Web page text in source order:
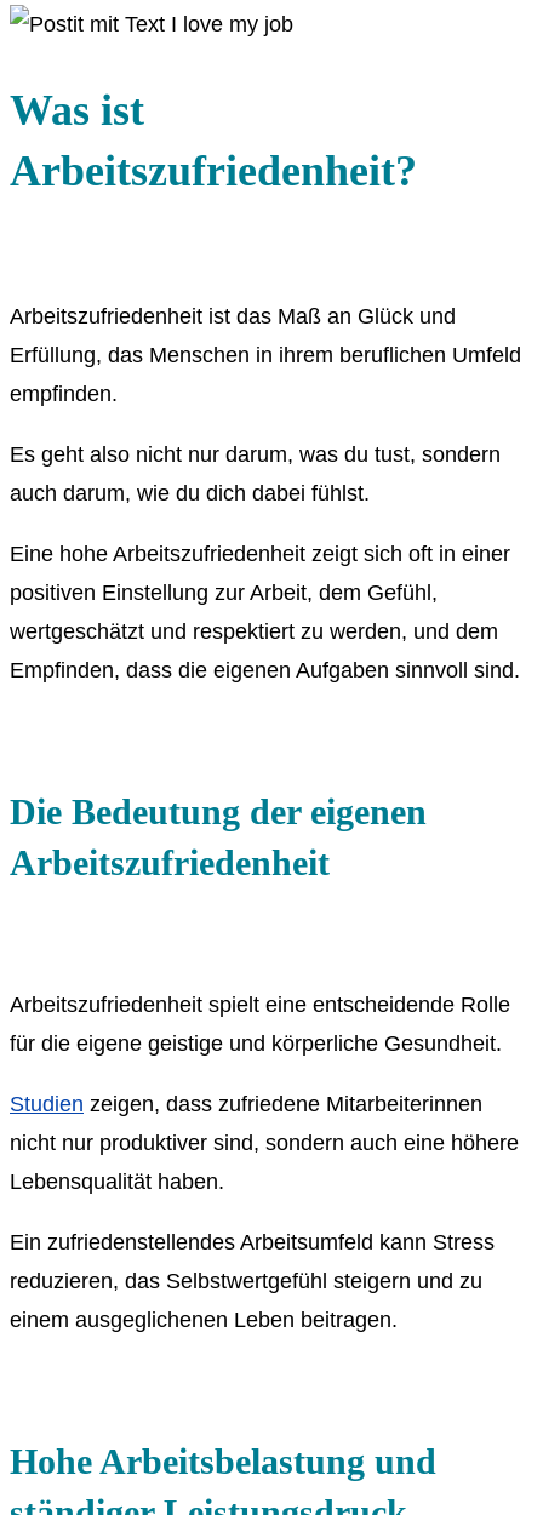
Was ist
Arbeitszufriedenheit?
Arbeitszufriedenheit ist das Maß an Glück und
Erfüllung, das Menschen in ihrem beruflichen Umfeld
empfinden.
Es geht also nicht nur darum, was du tust, sondern
auch darum, wie du dich dabei fühlst.
Eine hohe Arbeitszufriedenheit zeigt sich oft in einer
positiven Einstellung zur Arbeit, dem Gefühl,
wertgeschätzt und respektiert zu werden, und dem
Empfinden, dass die eigenen Aufgaben sinnvoll sind.
Die Bedeutung der eigenen
Arbeitszufriedenheit
Arbeitszufriedenheit spielt eine entscheidende Rolle
für die eigene geistige und körperliche Gesundheit.
Studien zeigen, dass zufriedene Mitarbeiterinnen
nicht nur produktiver sind, sondern auch eine höhere
Lebensqualität haben.
Ein zufriedenstellendes Arbeitsumfeld kann Stress
reduzieren, das Selbstwertgefühl steigern und zu
einem ausgeglichenen Leben beitragen.
Hohe Arbeitsbelastung und